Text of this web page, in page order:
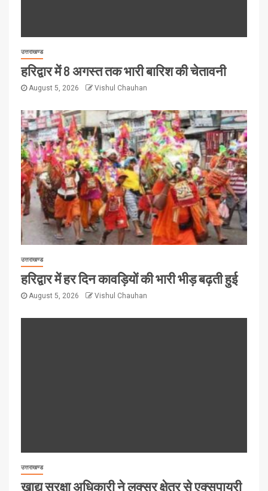
उत्तराखण्ड
हरिद्वार में 8 अगस्त तक भारी बारिश की चेतावनी
August 5, 2026 Vishul Chauhan
उत्तराखण्ड
हरिद्वार में हर दिन कावड़ियों की भारी भीड़ बढ़ती हुई
August 5, 2026 Vishul Chauhan
उत्तराखण्ड
खाद्य सुरक्षा अधिकारी ने लक्सर क्षेत्र से एक्सपायरी